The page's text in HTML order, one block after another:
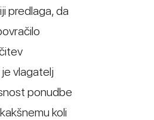
predlaga, da
vlagatelj
ponudbe
koli